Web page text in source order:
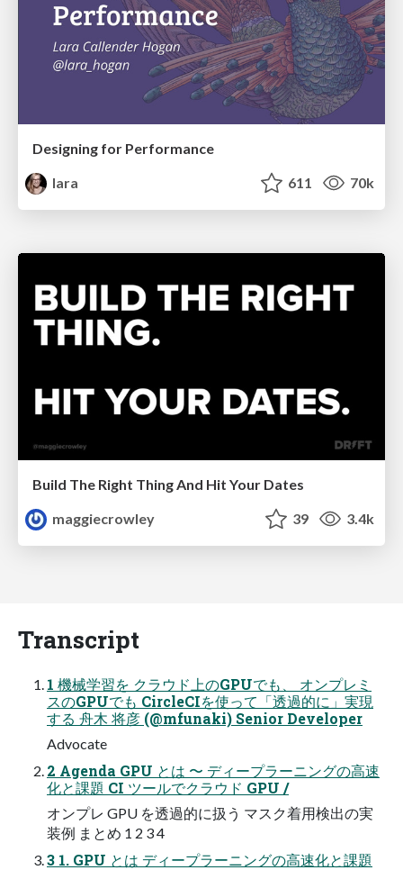
Designing for Performance
lara
611 70k
Build The Right Thing And Hit Your Dates
maggiecrowley
39 3.4k
Transcript
1 機械学習を クラウド上のGPUでも、 オンプレミ
スのGPUでも CircleCIを使って「透過的に」実現
する 舟木 将彦 (@mfunaki) Senior Developer
Advocate
2 Agenda GPU とは 〜 ディープラーニングの高速
化と課題 CI ツールでクラウド GPU /
オンプレ GPU を透過的に扱う マスク着用検出の実
装例 まとめ 1 2 3 4
3 1. GPU とは ディープラーニングの高速化と課題